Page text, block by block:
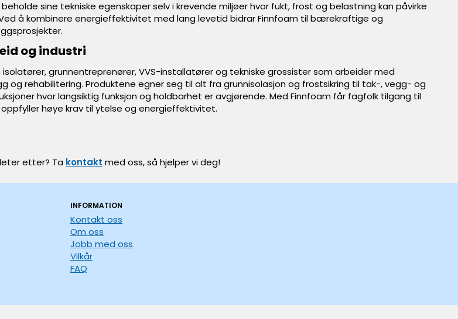
sine tekniske egenskaper selv i krevende miljøer hvor fukt, frost og belastning kan påvirke
å kombinere energieffektivitet med lang levetid bidrar Finnfoam til bærekraftige og
og industri
grunnentreprenører, VVS-installatører og tekniske grossister som arbeider med
og rehabilitering. Produktene egner seg til alt fra grunnisolasjon og frostsikring til tak-, vegg- og
hvor langsiktig funksjon og holdbarhet er avgjørende. Med Finnfoam får fagfolk tilgang til
høye krav til ytelse og energieffektivitet.
etter? Ta kontakt med oss, så hjelper vi deg!
INFORMATION
Kontakt oss
Om oss
Jobb med oss
Vilkår
FAQ